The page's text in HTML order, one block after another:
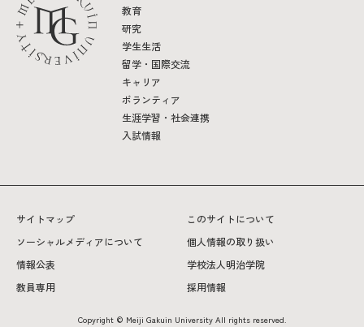
教育
研究
学生生活
留学・国際交流
キャリア
ボランティア
生涯学習・社会連携
入試情報
サイトマップ
このサイトについて
ソーシャルメディアについて
個人情報の取り扱い
情報公表
学校法人明治学院
教員専用
採用情報
Copyright © Meiji Gakuin University All rights reserved.